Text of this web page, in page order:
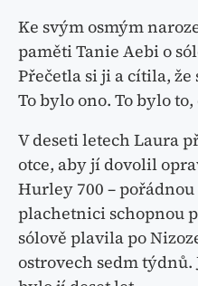
Ke svým osmým
paměti Tanie Aebi o
Přečetla si ji a cítila, že
To bylo ono. To bylo
V deseti letech Laura
otce, aby jí dovolil
Hurley 700 –
plachetnici schopnou
sólově plavila po
ostrovech sedm týdnů.